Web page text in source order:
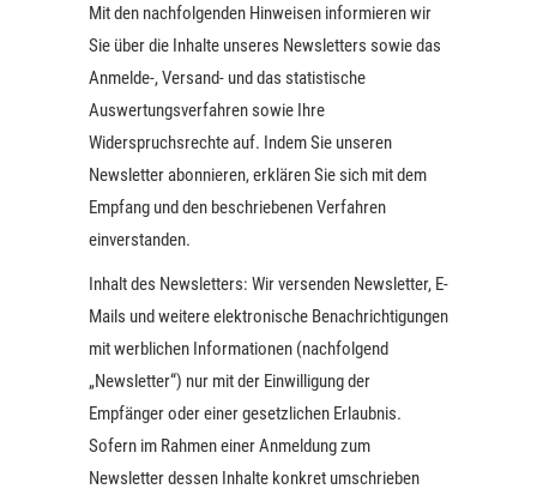
Mit den nachfolgenden Hinweisen informieren wir
Sie über die Inhalte unseres Newsletters sowie das
Anmelde-, Versand- und das statistische
Auswertungsverfahren sowie Ihre
Widerspruchsrechte auf. Indem Sie unseren
Newsletter abonnieren, erklären Sie sich mit dem
Empfang und den beschriebenen Verfahren
einverstanden.
Inhalt des Newsletters: Wir versenden Newsletter, E-
Mails und weitere elektronische Benachrichtigungen
mit werblichen Informationen (nachfolgend
„Newsletter“) nur mit der Einwilligung der
Empfänger oder einer gesetzlichen Erlaubnis.
Sofern im Rahmen einer Anmeldung zum
Newsletter dessen Inhalte konkret umschrieben